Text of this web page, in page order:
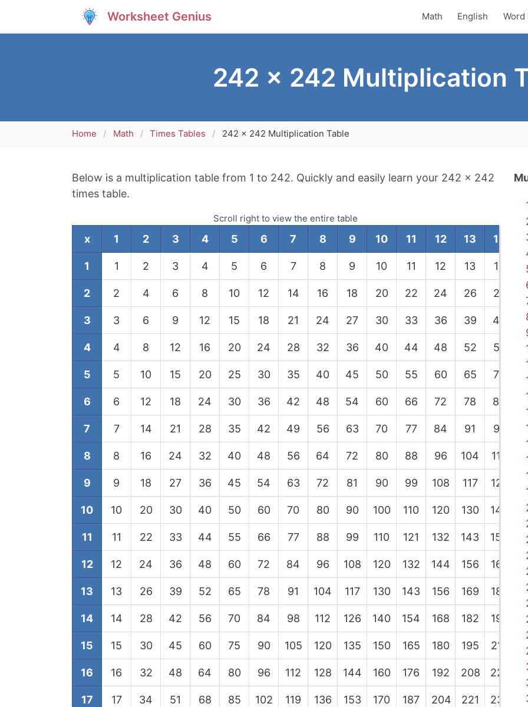
Worksheet Genius Math English Word
242 x 242 Multiplication
Home Math Times Tables 242 x 242 Multiplication Table
Below is a multiplication table from 1 to 242. Quickly and easily learn your 242 x 242
times table.
Scroll right to view the entire table
x 1 2 3 4 5 6 7 8 9 10 11 12 13 14
1 1 2 3 4 5 6 7 8 9 10 11 12 13 14
2 2 4 6 8 10 12 14 16 18 20 22 24 26 28
3 3 6 9 12 15 18 21 24 27 30 33 36 39 42
4 4 8 12 16 20 24 28 32 36 40 44 48 52 56
5 5 10 15 20 25 30 35 40 45 50 55 60 65 70
6 6 12 18 24 30 36 42 48 54 60 66 72 78 84
7 7 14 21 28 35 42 49 56 63 70 77 84 91 98
8 8 16 24 32 40 48 56 64 72 80 88 96 104 112
9 9 18 27 36 45 54 63 72 81 90 99 108 117 126
10 10 20 30 40 50 60 70 80 90 100 110 120 130 140
11 11 22 33 44 55 66 77 88 99 110 121 132 143 154
12 12 24 36 48 60 72 84 96 108 120 132 144 156 168
13 13 26 39 52 65 78 91 104 117 130 143 156 169 182
14 14 28 42 56 70 84 98 112 126 140 154 168 182 196
15 15 30 45 60 75 90 105 120 135 150 165 180 195 210
16 16 32 48 64 80 96 112 128 144 160 176 192 208 224
17 17 34 51 68 85 102 119 136 153 170 187 204 221 238